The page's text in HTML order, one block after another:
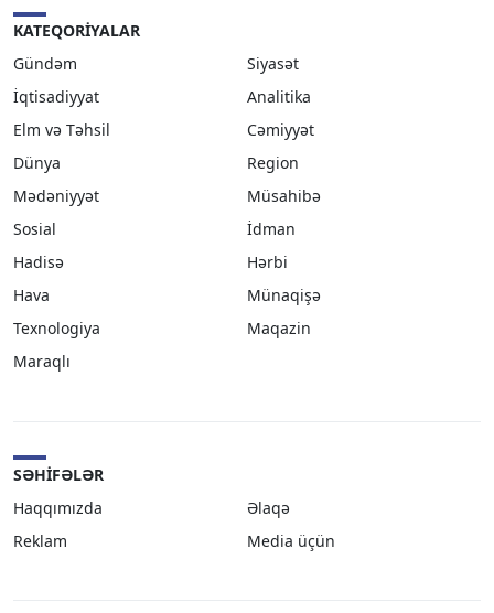
KATEQORIYALAR
Gündəm
Siyasət
İqtisadiyyat
Analitika
Elm və Təhsil
Cəmiyyət
Dünya
Region
Mədəniyyət
Müsahibə
Sosial
İdman
Hadisə
Hərbi
Hava
Münaqişə
Texnologiya
Maqazin
Maraqlı
SƏHIFƏLƏR
Haqqımızda
Əlaqə
Reklam
Media üçün